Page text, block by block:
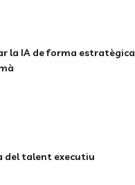
la IA de forma estratègica
del talent executiu